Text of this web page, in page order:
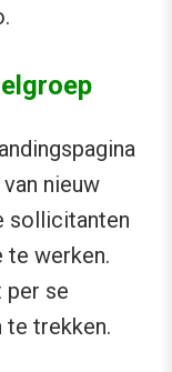
nieuw
sollicitanten
te werken.
per se
te trekken.